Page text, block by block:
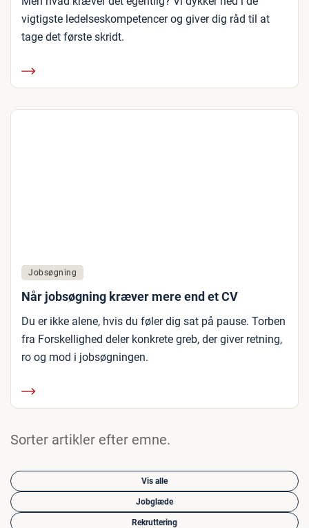
vigtigste ledelseskompetencer og giver dig råd til at
tage det første skridt.
Jobsøgning
Når jobsøgning kræver mere end et CV
Du er ikke alene, hvis du føler dig sat på pause. Torben
fra Forskellighed deler konkrete greb, der giver retning,
ro og mod i jobsøgningen.
Sorter artikler efter emne.
Vis alle
Jobglæde
Rekruttering